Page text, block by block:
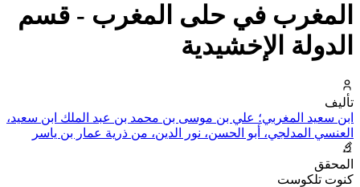
المغرب في حلى المغرب - قسم
الدولة الإخشيدية
تأليف
ابن سعيد المغربي؛ علي بن موسى بن محمد بن عبد الملك ابن سعيد،
العنسي المدلجي، أبو الحسن، نور الدين، من ذرية عمار بن ياسر
المحقق
كنوت تلكوست